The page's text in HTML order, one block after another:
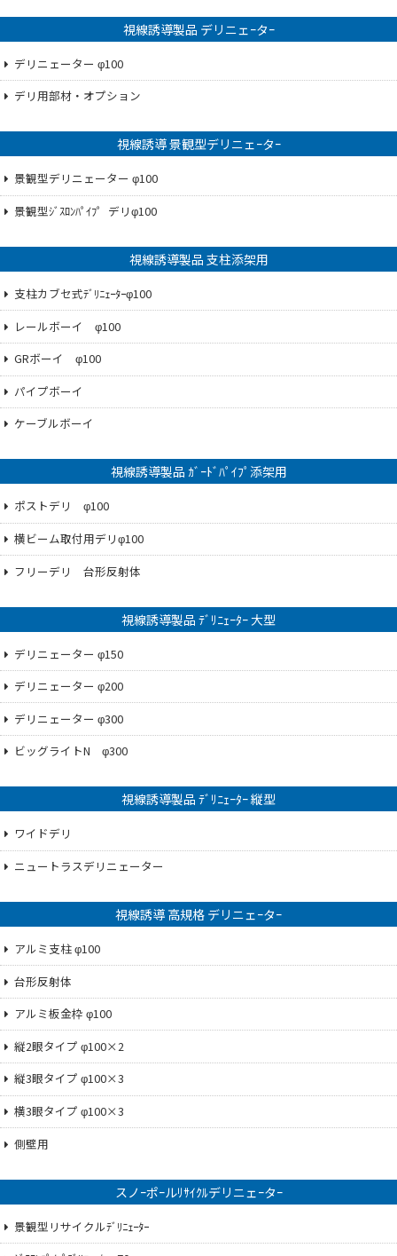
視線誘導製品 デリニェｰタｰ
デリニェーター φ100
デリ用部材・オプション
視線誘導 景観型デリニェｰタｰ
景観型デリニェーター φ100
景観型ｼﾞｽﾛﾝﾊﾟｲﾌ゜デリφ100
視線誘導製品 支柱添架用
支柱カブセ式ﾃﾞﾘﾆｪｰﾀｰφ100
レールボーイ φ100
GRボーイ φ100
パイプボーイ
ケーブルボーイ
視線誘導製品 ｶﾞｰﾄﾞﾊﾟｲﾌﾟ添架用
ポストデリ φ100
横ビーム取付用デリφ100
フリーデリ 台形反射体
視線誘導製品 ﾃﾞﾘﾆｪｰﾀｰ 大型
デリニェーター φ150
デリニェーター φ200
デリニェーター φ300
ビッグライトN φ300
視線誘導製品 ﾃﾞﾘﾆｪｰﾀｰ 縦型
ワイドデリ
ニュートラスデリニェーター
視線誘導 高規格 デリニェｰタｰ
アルミ支柱 φ100
台形反射体
アルミ板金枠 φ100
縦2眼タイプ φ100×2
縦3眼タイプ φ100×3
横3眼タイプ φ100×3
側壁用
スノｰポｰルﾘｻｲｸﾙデリニェｰタｰ
景観型リサイクルﾃﾞﾘﾆｪｰﾀｰ